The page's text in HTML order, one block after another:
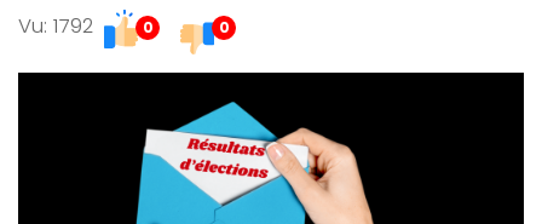
Vu: 1792 0 0